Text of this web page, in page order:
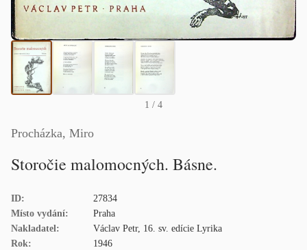
1 / 4
Procházka, Miro
Storočie malomocných. Básne.
ID:
27834
Místo vydání:
Praha
Nakladatel:
Václav Petr, 16. sv. edície Lyrika
Rok:
1946